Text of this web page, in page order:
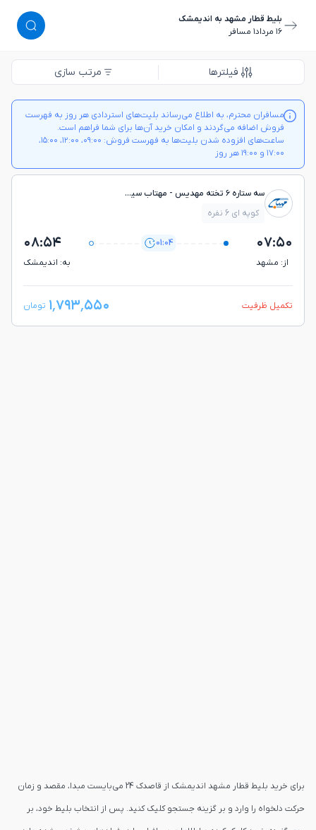
بلیط قطار مشهد به اندیمشک
١٦ مرداد
١ مسافر
فیلترها مرتب سازی
مسافران محترم، به اطلاع می‌رساند بلیت‌های استردادی هر روز به فهرست
فروش اضافه می‌گردند و امکان خرید آن‌ها برای شما فراهم است.
ساعت‌های افزوده شدن بلیت‌ها به فهرست فروش: ۰۹:۰۰، ۱۲:۰۰، ۱۵:۰۰،
۱۷:۰۰ و ۱۹:۰۰ هر روز
سه ستاره ۶ تخته مهدیس - مهتاب سير جم
کوپه ای 6 نفره
۰۷:۵۰
از: مشهد
01:04 ۰۸:۵۴
به: انديمشك
تکمیل ظرفیت ۱٬۷۹۳٬۵۵۰ تومان
برای خرید بلیط قطار مشهد اندیمشک از قاصدک 24 می‌بایست مبدا، مقصد و زمان
حرکت دلخواه را وارد و بر گزینه جستجو کلیک کنید. پس از انتخاب بلیط خود، بر